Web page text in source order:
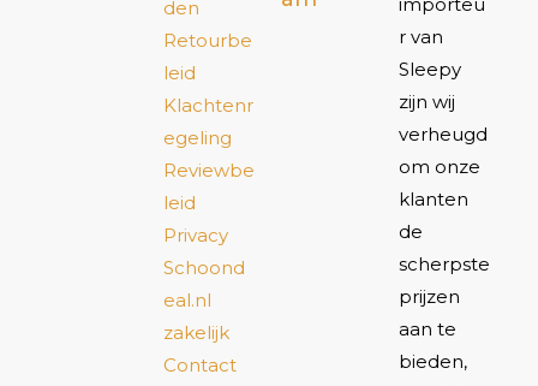
den
Retourbe
leid
Klachtenr
egeling
Reviewbe
leid
Privacy
Schoond
eal.nl
zakelijk
Contact
r van
Sleepy
zijn wij
verheugd
om onze
klanten
de
scherpste
prijzen
aan te
bieden,